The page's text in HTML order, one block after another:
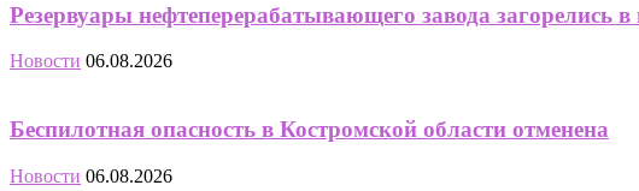
Резервуары нефтеперерабатывающего завода загорелись
Новости 06.08.2026
Беспилотная опасность в Костромской области отменена
Новости 06.08.2026